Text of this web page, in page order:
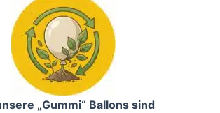
„Gummi“ Ballons sind